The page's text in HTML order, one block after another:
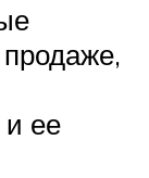
ее